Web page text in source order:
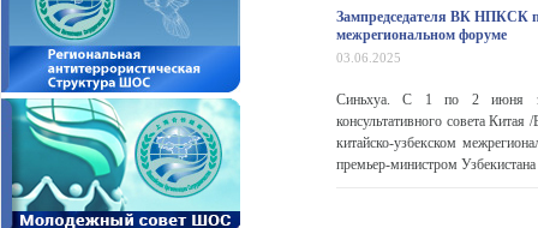
Зампредседателя ВК НПКСК
межрегиональном форуме
03.06.2025
Синьхуа. С 1 по 2 июня
консультативного совета
китайско-узбекском
премьер-министром